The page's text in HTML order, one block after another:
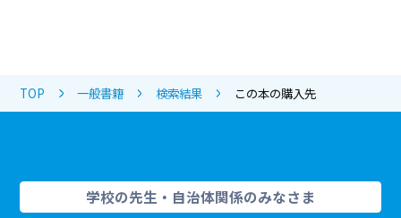
TOP 一般書籍 検索結果 この本の購入先
学校の先生・自治体関係のみなさま